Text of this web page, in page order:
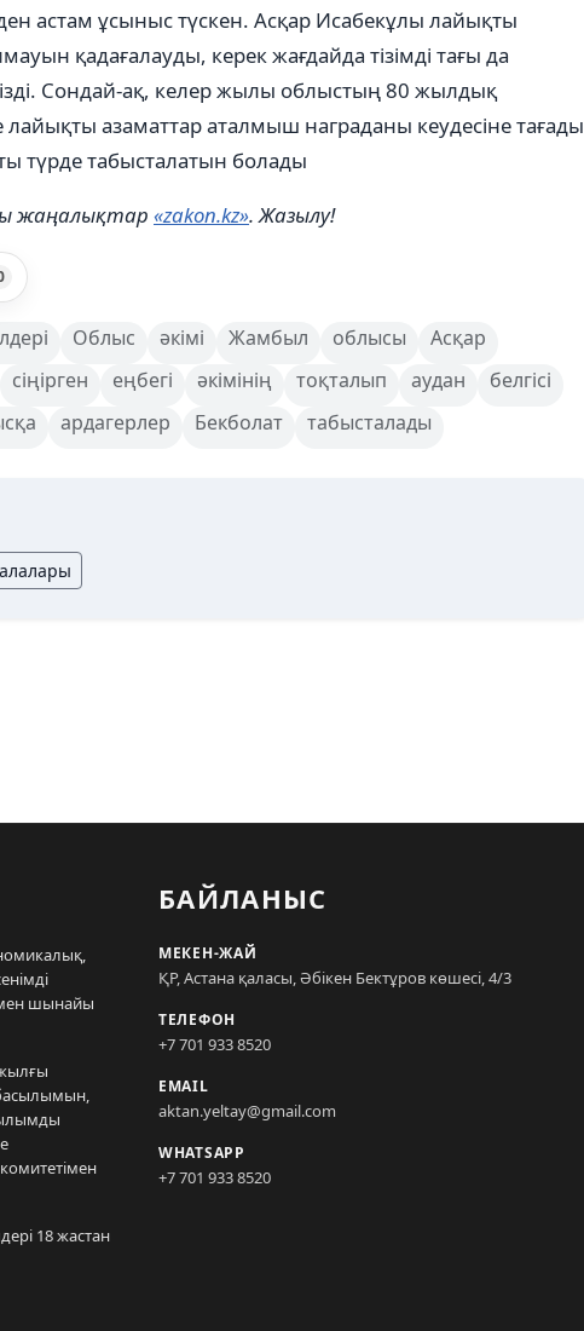
астам ұсыныс түскен. Асқар Исабекұлы лайықты
қадағалауды, керек жағдайда тізімді тағы да
Сондай-ақ, келер жылы облыстың 80 жылдық
азаматтар аталмыш награданы кеудесіне тағады
түрде табысталатын болады
жаңалықтар «zakon.kz». Жазылу!
Облыс әкімі Жамбыл облысы
Асқар
сіңірген еңбегі әкімінің тоқталып аудан
белгісі
ардагерлер Бекболат табысталады
мен шынайы
жылғы
18 жастан
БАЙЛАНЫС
МЕКЕН-ЖАЙ
ҚР, Астана қаласы, Әбікен Бектұров көшесі, 4/3
ТЕЛЕФОН
+7 701 933 8520
EMAIL
aktan.yeltay@gmail.com
WHATSAPP
+7 701 933 8520